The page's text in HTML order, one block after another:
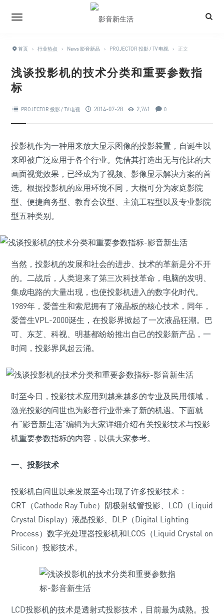
首页 › 行业热点 › News 影音新品 › PROJECTOR 投影 / TV 电视 › 正文
浅谈投影机的技术分类和重要参数指
标
PROJECTOR 投影 / TV 电视 2014-07-28 2,761 0
投影机作为一种用来放大显示图像的投影装置，自诞生以
来即被广泛应用于各个行业。凭借其打造出无与伦比的大
画面视觉效果，已经成为了视频、影像显示解决方案的首
选。根据投影机的应用环境不同，大概可分为家庭影院
型、便捷商务型、教育会议型、主流工程型以及专业影院
型五种类别。
当然，投影机的发展和社会的进步、技术的革新是分不开
的。二战后，人类迎来了第三次科技革命，电脑的发明、
集成电路的大量出现，也使投影机进入的数字化时代。
1989年，爱普生和索尼拥有了液晶板的核心技术，同年，
爱普生VPL-2000诞生，在投影界掀起了一次液晶狂潮。巴
可、东芝、科视、明基都纷纷推出自己的投影新产品，一
时间，投影界风起云涌。
时至今日，投影技术应用到越来越多的专业及民用领域，
激光投影的问世也为影音行业带来了新的机遇。下面就
有“影音新生活”编辑为大家详细介绍有关投影技术与投影
机重要参数指标的内容，以供大家参考。
一、投影技术
投影机自问世以来发展至今出现了许多投影技术：
CRT（Cathode Ray Tube）阴极射线管投影、LCD（Liquid
Crystal Display）液晶投影、DLP（Digital Lighting
Process）数字光处理器投影机和LCOS（Liquid Crystal on
Silicon）投影技术。
LCD投影机的技术是透射式投影技术，目前最为成熟。投